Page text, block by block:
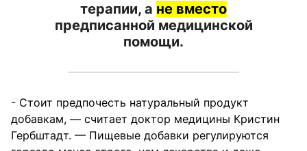
терапии, а не вместо
предписанной медицинской
помощи.
- Стоит предпочесть натуральный продукт
добавкам, — считает доктор медицины Кристин
Гербштадт. — Пищевые добавки регулируются